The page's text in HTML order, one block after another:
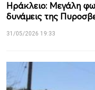
Ηράκλειο: Μεγάλη
δυνάμεις της
31/05/2026 19:33